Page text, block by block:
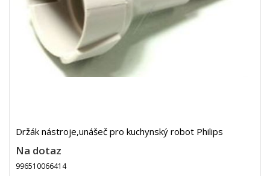
Držák nástroje,unášeč pro kuchynský robot Philips
Na dotaz
996510066414